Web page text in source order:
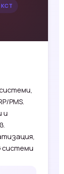
КСТ
PMS.
и
системи